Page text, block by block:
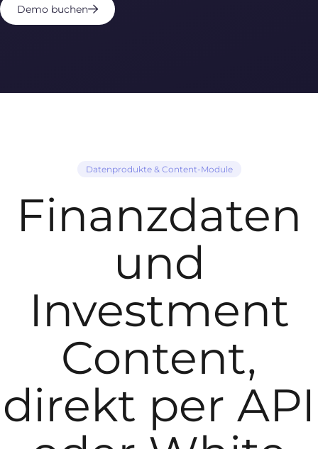
Demo buchen
Datenprodukte & Content-Module
Finanzdaten
und
Investment
Content,
direkt per API